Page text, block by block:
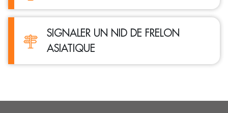
SIGNALER UN NID DE FRELON
ASIATIQUE